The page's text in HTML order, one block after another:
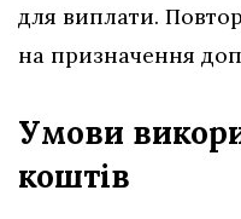
для виплати.
на призначення
Умови
коштів